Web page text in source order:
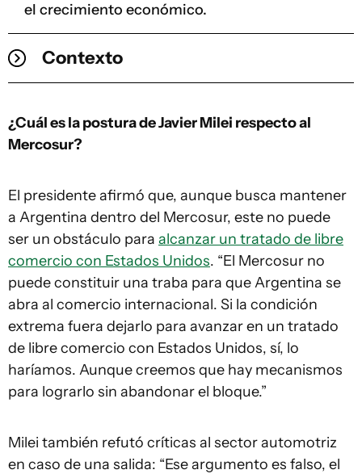
el crecimiento económico.
Contexto
¿Cuál es la postura de Javier Milei respecto al
Mercosur?
El presidente afirmó que, aunque busca mantener
a Argentina dentro del Mercosur, este no puede
ser un obstáculo para alcanzar un tratado de libre
comercio con Estados Unidos. “El Mercosur no
puede constituir una traba para que Argentina se
abra al comercio internacional. Si la condición
extrema fuera dejarlo para avanzar en un tratado
de libre comercio con Estados Unidos, sí, lo
haríamos. Aunque creemos que hay mecanismos
para lograrlo sin abandonar el bloque.”
Milei también refutó críticas al sector automotriz
en caso de una salida: “Ese argumento es falso, el